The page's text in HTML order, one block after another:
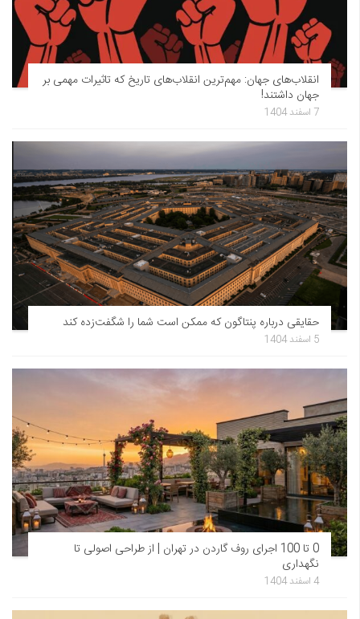
انقلاب‌های جهان: مهم‌ترین انقلاب‌های تاریخ که تاثیرات مهمی بر
جهان داشتند!
7 اسفند 1404
حقایقی درباره پنتاگون که ممکن است شما را شگفت‌زده کند
5 اسفند 1404
0 تا 100 اجرای روف گاردن در تهران | از طراحی اصولی تا
نگهداری
4 اسفند 1404